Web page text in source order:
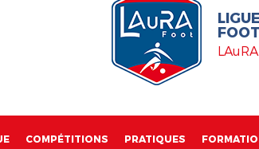
COMPÉTITIONS PRATIQUES